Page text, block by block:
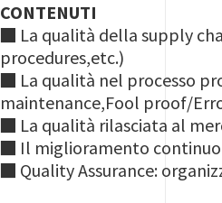
CONTENUTI
■ La qualità della supply
procedures,etc.)
■ La qualità nel processo
maintenance,Fool proof/
■ La qualità rilasciata al
■ Il miglioramento continuo
■ Quality Assurance: